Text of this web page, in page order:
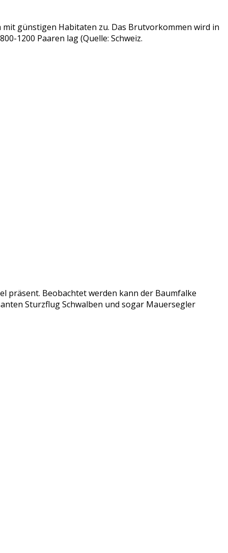
günstigen Habitaten zu. Das Brutvorkommen wird in
1200 Paaren lag (Quelle: Schweiz.
präsent. Beobachtet werden kann der Baumfalke
Sturzflug Schwalben und sogar Mauersegler